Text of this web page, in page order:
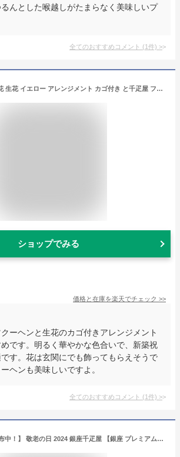
んとした喉越しがたまらなく美味しいプ
全てのおすすめコメント (1件) >
【 あす楽 】 花 生花 イエロー アレンジメント カゴ付き と千疋屋 フルーティ バウム 花 と 洋菓子 結婚祝い 退職祝い 金婚式 誕生日 プレゼント ギフト 人気 菓子 スイーツ おすすめ おしゃれ 母 60代 70代 gift present (HM)[包装] ギフトセット 結婚祝 退職お祝い
ショップでみる
価格と在庫を楽天でチェック >>
ーヘンと生花のカゴ付きアレンジメント
です。明るく華やかな色合いで、新築祝
す。花は玄関にでも飾ってもらえそうで
ヘンも美味しいですよ。
全てのおすすめコメント (1件) >
【クーポン配布中！】 敬老の日 2024 銀座千疋屋 【銀座 プレミアムアイス & ソルベ】 10種類 10個 SK2444 千疋屋 アイスクリーム アイス ソルベ シャーベット フルーツ アイスクリーム デザート スイーツ ギフト 詰め合わせ セット 送料無料 内祝い アイスギフト